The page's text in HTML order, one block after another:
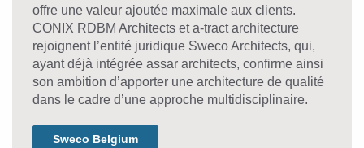
offre une valeur ajoutée maximale aux clients.
CONIX RDBM Architects et a-tract architecture
rejoignent l’entité juridique Sweco Architects, qui,
ayant déjà intégrée assar architects, confirme ainsi
son ambition d’apporter une architecture de qualité
dans le cadre d’une approche multidisciplinaire.
Sweco Belgium